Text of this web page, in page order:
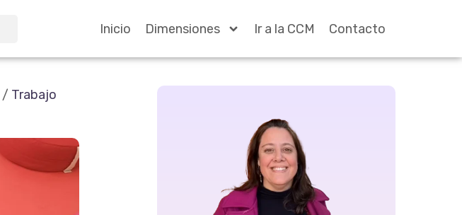
Inicio Dimensiones Ir a la CCM Contacto
/ Trabajo